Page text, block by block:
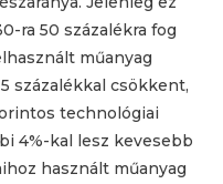
ra 50 százalékra fog
műanyag
százalékkal csökkent,
technológiai
4%-kal lesz kevesebb
használt műanyag